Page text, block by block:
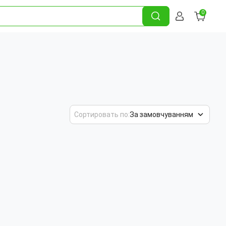
0
Сортировать по:За замовчуванням